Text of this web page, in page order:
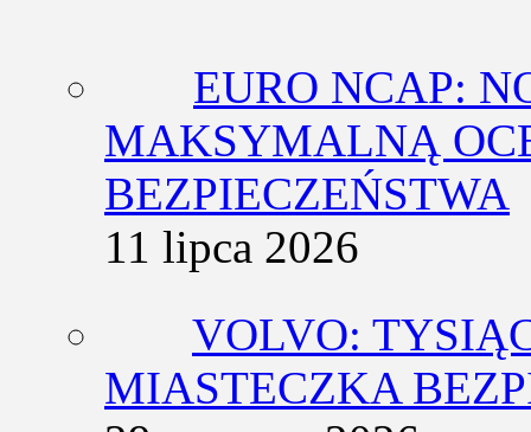
EURO NCAP:
MAKSYMALNĄ
BEZPIECZEŃSTWA
11 lipca 2026
VOLVO:
MIASTECZKA